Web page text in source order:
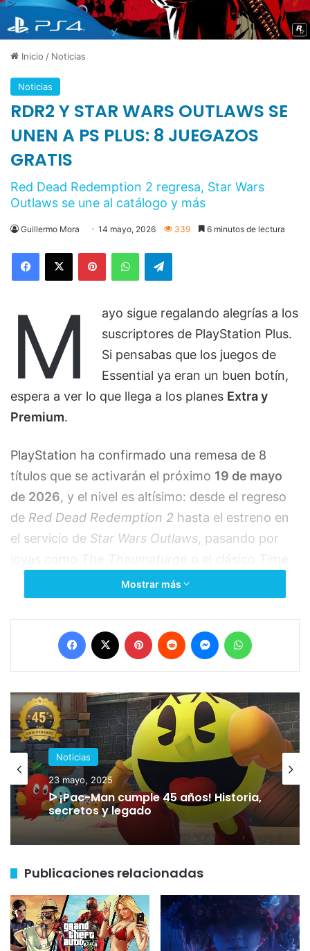
caídas de FPS en Xbox Series S).
💡Tip:Si juegas en cooperativo, asigna roles: uno
nunca separéis más de 200 metros, porque las
criaturas grandes atacan en grupo. El juego
castiga la dispersión.
El espinoso pasado legal con
KRAFTON
No todo ha sido un camino de rosas.Subnautica
finales de 2025) debido a una
distribuidor, KRAFTON (la empresa dePUBG ).
Cronología del conflicto:
: KRAFTON despide a los
directivos fundadores de Unknown Worlds sin
previo aviso. Los trabajadores denuncian que
contrato de adquisición.
Agosto de 2025
: Empleados de Unknown
Worlds demandan a KRAFTON por250
millones de dólaresen bonos no pagados,
supuestamente ligados a objetivos de
Octubre de 2025: Un juez dicta la reinstalación
el control total del estudio.
términos), y el desarrollo se retoma a buen
ritmo.
Este conflicto retrasó el acceso anticipado unos
6 meses, pero al final los desarrolladores
originales recuperaron el timón. Y los resultados
están a la vista: la comunidad ha respondido con
una fidelidad asombrosa.
Publicaciones relacionadas
ᐅ ¡NUEVO! Plants vs Zombies Replanted
| Fecha de lanzamiento
1 agosto, 2025